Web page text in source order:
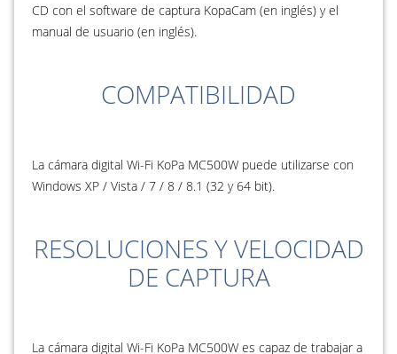
CD con el software de captura KopaCam (en inglés) y el
manual de usuario (en inglés).
COMPATIBILIDAD
La cámara digital Wi-Fi KoPa MC500W puede utilizarse con
Windows XP / Vista / 7 / 8 / 8.1 (32 y 64 bit).
RESOLUCIONES Y VELOCIDAD
DE CAPTURA
La cámara digital Wi-Fi KoPa MC500W es capaz de trabajar a